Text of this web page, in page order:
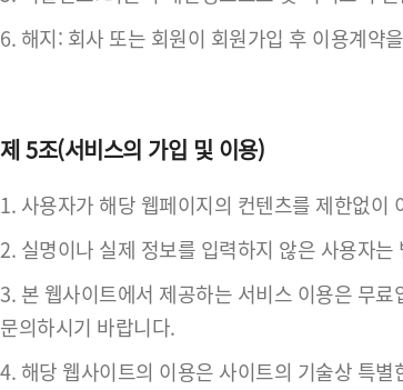
6. 해지: 회사 또는 회원이 회원가입 후 이용계약
제 5조(서비스의 가입 및 이용)
1. 사용자가 해당 웹페이지의 컨텐츠를 제한없
2. 실명이나 실제 정보를 입력하지 않은 사용자
3. 본 웹사이트에서 제공하는 서비스 이용은 무
문의하시기 바랍니다.
4. 해당 웹사이트의 이용은 사이트의 기술상 특